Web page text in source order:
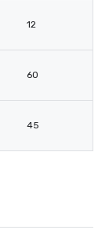
12
60
45